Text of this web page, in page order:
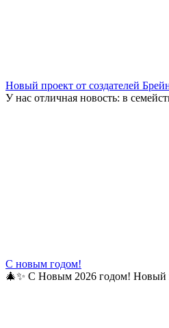
Новый проект от создателей
У нас отличная новость: в
С новым годом!
🎄✨ С Новым 2026 годом! Новый